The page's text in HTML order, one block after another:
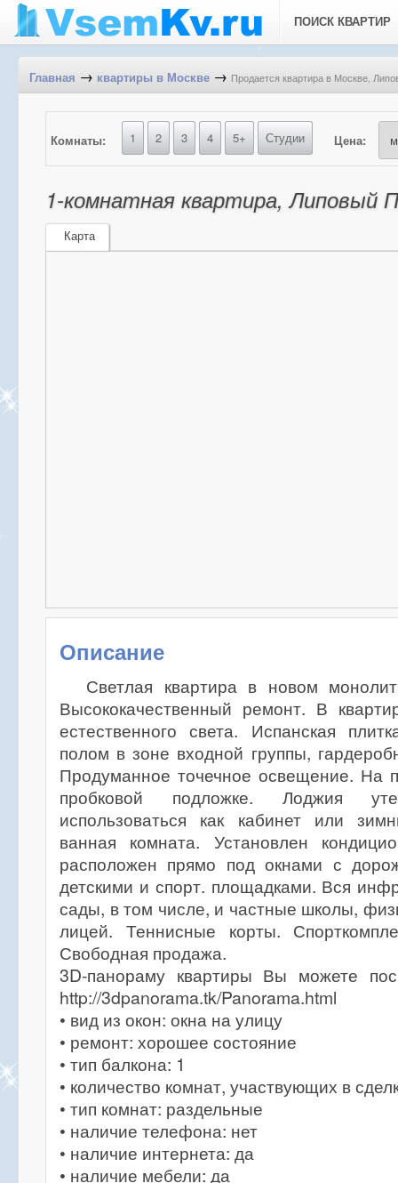
ПОИСК КВАРТИР
Главная → квартиры в Москве → Продается квартира в Москве,
Комнаты: 1 2 3 4 5+ Студии Цена:
1-комнатная квартира, Липовый
Карта
Описание
Светлая квартира в новом
Высококачественный ремонт. В
естественного света. Испанская
полом в зоне входной группы,
Продуманное точечное освещение. На
пробковой подложке. Лоджия
использоваться как кабинет или
ванная комната. Установлен
расположен прямо под окнами с
детскими и спорт. площадками. Вся
сады, в том числе, и частные школы,
лицей. Теннисные корты.
Свободная продажа.
3D-панораму квартиры Вы можете
http://3dpanorama.tk/Panorama.html
• вид из окон: окна на улицу
• ремонт: хорошее состояние
• тип балкона: 1
• количество комнат, участвующих в
• тип комнат: раздельные
• наличие телефона: нет
• наличие интернета: да
• наличие мебели: да